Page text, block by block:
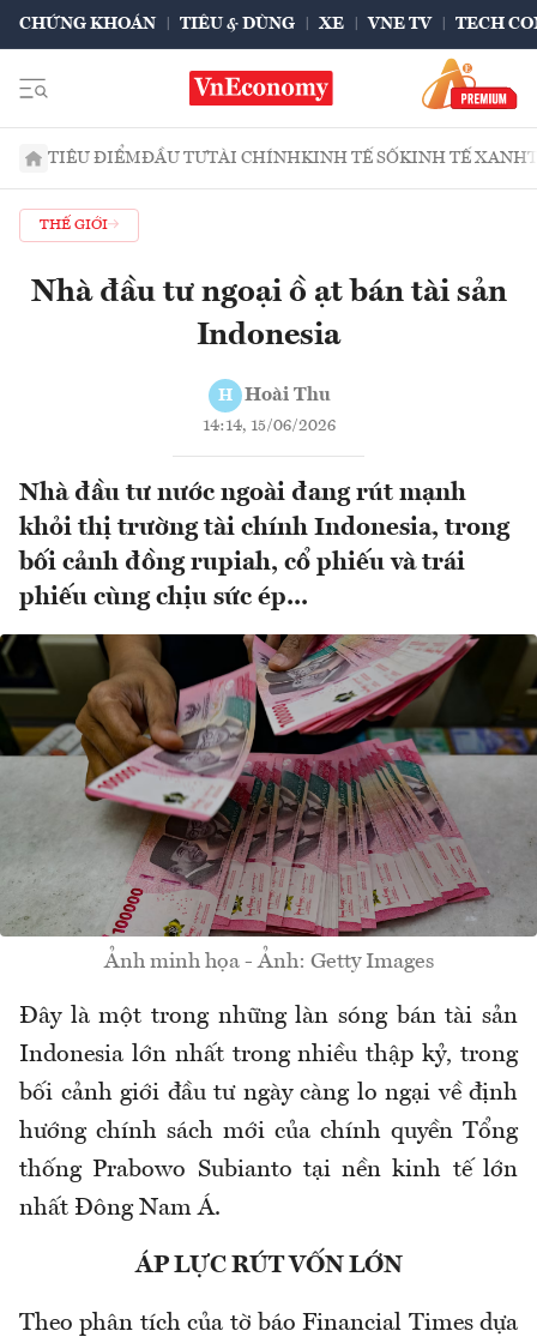
CHỨNG KHOÁN TIÊU & DÙNG XE VNE TV TECH
TIÊU ĐIỂMĐẦU TƯTÀI CHÍNHKINH TẾ SỐKINH TẾ XANH
THẾ GIỚI
Nhà đầu tư ngoại ồ ạt bán tài sản
Indonesia
H Hoài Thu
14:14, 15/06/2026
Nhà đầu tư nước ngoài đang rút mạnh
khỏi thị trường tài chính Indonesia, trong
bối cảnh đồng rupiah, cổ phiếu và trái
phiếu cùng chịu sức ép...
Ảnh minh họa - Ảnh: Getty Images
Đây là một trong những làn sóng bán tài sản
Indonesia lớn nhất trong nhiều thập kỷ, trong
bối cảnh giới đầu tư ngày càng lo ngại về định
hướng chính sách mới của chính quyền Tổng
thống Prabowo Subianto tại nền kinh tế lớn
nhất Đông Nam Á.
ÁP LỰC RÚT VỐN LỚN
Theo phân tích của tờ báo Financial Times dựa